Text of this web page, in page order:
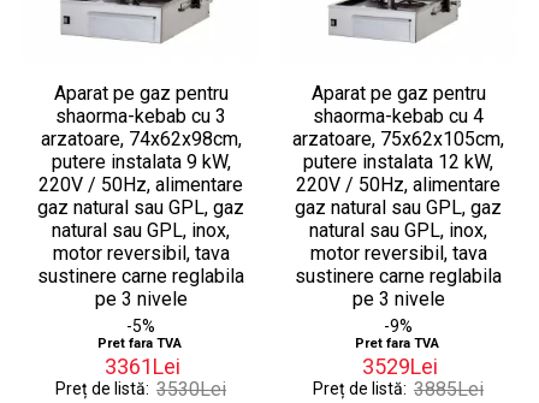
Aparat pe gaz pentru
shaorma-kebab cu 3
arzatoare, 74x62x98cm,
putere instalata 9 kW,
220V / 50Hz, alimentare
gaz natural sau GPL, gaz
natural sau GPL, inox,
motor reversibil, tava
sustinere carne reglabila
pe 3 nivele
-5%
Pret fara TVA
3361Lei
Preț de listă: 3530Lei
Aparat pe gaz pentru
shaorma-kebab cu 4
arzatoare, 75x62x105cm,
putere instalata 12 kW,
220V / 50Hz, alimentare
gaz natural sau GPL, gaz
natural sau GPL, inox,
motor reversibil, tava
sustinere carne reglabila
pe 3 nivele
-9%
Pret fara TVA
3529Lei
Preț de listă: 3885Lei